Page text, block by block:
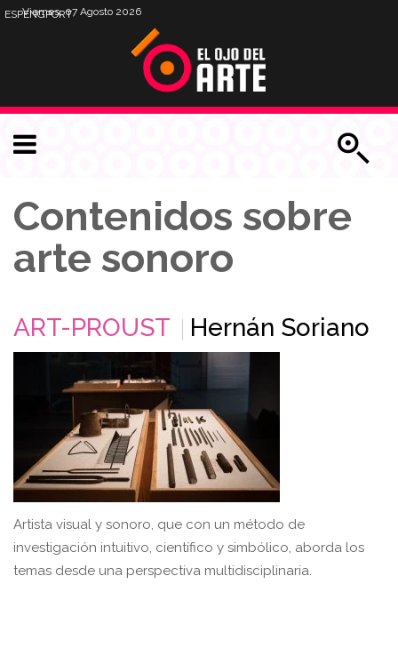
Viernes, 07 Agosto 2026
ESPENGPORT
Contenidos sobre
arte sonoro
ART-PROUST Hernán Soriano
Artista visual y sonoro, que con un método de
investigación intuitivo, científico y simbólico, aborda los
temas desde una perspectiva multidisciplinaria.